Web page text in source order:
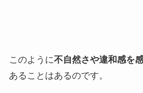
このように不自然さや違和感を
あることはあるのです。